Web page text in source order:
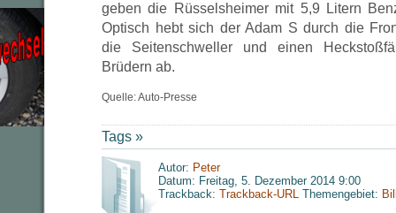
geben die Rüsselsheimer mit 5,9 Litern
Optisch hebt sich der Adam S durch die
die Seitenschweller und einen
Brüdern ab.
Quelle: Auto-Presse
Tags »
Autor: Peter
Datum: Freitag, 5. Dezember 2014 9:00
Trackback: Trackback-URL Themengebiet: